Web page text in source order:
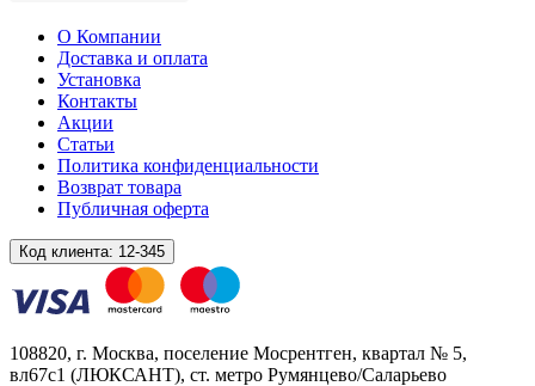
О Компании
Доставка и оплата
Установка
Контакты
Акции
Статьи
Политика конфиденциальности
Возврат товара
Публичная оферта
Код клиента: 12-345
108820, г. Москва, поселение Мосрентген, квартал № 5,
вл67с1 (ЛЮКСАНТ), ст. метро Румянцево/Саларьево